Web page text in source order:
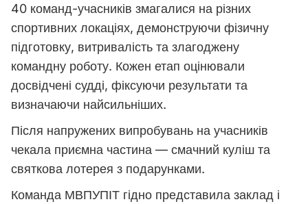
40 команд-учасників змагалися на різних
спортивних локаціях, демонструючи фізичну
підготовку, витривалість та злагоджену
командну роботу. Кожен етап оцінювали
досвідчені судді, фіксуючи результати та
визначаючи найсильніших.
Після напружених випробувань на учасників
чекала приємна частина — смачний куліш та
святкова лотерея з подарунками.
Команда МВПУПІТ гідно представила заклад і